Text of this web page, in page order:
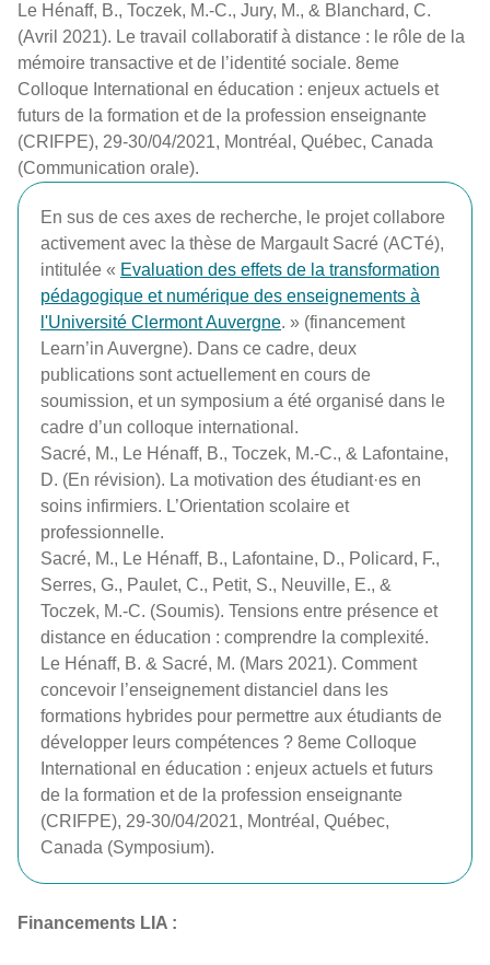
Le Hénaff, B., Toczek, M.-C., Jury, M., & Blanchard, C.
(Avril 2021). Le travail collaboratif à distance : le rôle de la
mémoire transactive et de l’identité sociale. 8eme
Colloque International en éducation : enjeux actuels et
futurs de la formation et de la profession enseignante
(CRIFPE), 29-30/04/2021, Montréal, Québec, Canada
(Communication orale).
En sus de ces axes de recherche, le projet collabore
activement avec la thèse de Margault Sacré (ACTé),
intitulée « Evaluation des effets de la transformation
pédagogique et numérique des enseignements à
l'Université Clermont Auvergne. » (financement
Learn’in Auvergne). Dans ce cadre, deux
publications sont actuellement en cours de
soumission, et un symposium a été organisé dans le
cadre d’un colloque international.
Sacré, M., Le Hénaff, B., Toczek, M.-C., & Lafontaine,
D. (En révision). La motivation des étudiant·es en
soins infirmiers. L’Orientation scolaire et
professionnelle.
Sacré, M., Le Hénaff, B., Lafontaine, D., Policard, F.,
Serres, G., Paulet, C., Petit, S., Neuville, E., &
Toczek, M.-C. (Soumis). Tensions entre présence et
distance en éducation : comprendre la complexité.
Le Hénaff, B. & Sacré, M. (Mars 2021). Comment
concevoir l’enseignement distanciel dans les
formations hybrides pour permettre aux étudiants de
développer leurs compétences ? 8eme Colloque
International en éducation : enjeux actuels et futurs
de la formation et de la profession enseignante
(CRIFPE), 29-30/04/2021, Montréal, Québec,
Canada (Symposium).
Financements LIA :